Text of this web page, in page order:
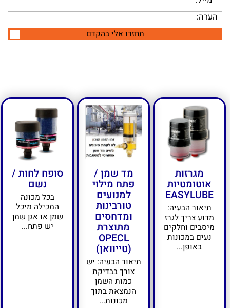
תחזרו אלי בהקדם
מגרזות
אוטומטיות
EASYLUBE
תיאור הבעיה:
מדוע צריך לגרז
מיסבים וחלקים
נעים במכונות
באופן...
מד שמן /
פתח מילוי
למנועים
טורבינות
ומדחסים
מתוצרת
OPECL
(טייוואן)
תיאור הבעיה: יש
צורך בבדיקת
כמות השמן
הנמצאת בתוך
מכונות...
סופח לחות /
נשם
בכל מכונה
המכילה מיכל
שמן או אגן שמן
יש פתח...